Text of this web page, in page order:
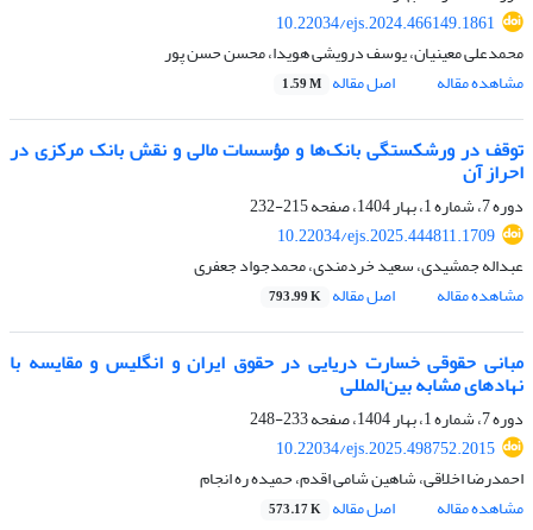
10.22034/ejs.2024.466149.1861
محمدعلی معینیان، یوسف درویشی هویدا، محسن حسن پور
مشاهده مقاله
اصل مقاله 1.59 M
توقف در ورشکستگی بانک‌ها و مؤسسات مالی و نقش بانک مرکزی در
احراز آن
دوره 7، شماره 1، بهار 1404، صفحه
215-232
10.22034/ejs.2025.444811.1709
عبداله جمشیدی، سعید خردمندی، محمدجواد جعفری
مشاهده مقاله
اصل مقاله 793.99 K
مبانی حقوقی خسارت دریایی در حقوق ایران و انگلیس و مقایسه با
نهادهای مشابه بین‌المللی
دوره 7، شماره 1، بهار 1404، صفحه
233-248
10.22034/ejs.2025.498752.2015
احمدرضا اخلاقی، شاهین شامی اقدم، حمیده ره انجام
مشاهده مقاله
اصل مقاله 573.17 K